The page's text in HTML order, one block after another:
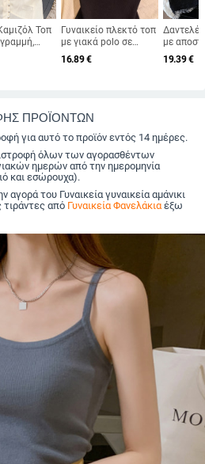
Τοπ
95%+,
ιμάντες,
Γυναικείο πλεκτό τοπ
με γιακά polo σε
γαλλικό στυλ,
κεντημένο, στενή
16.89€
με
19.39€
ΠΡΟΪΟΝΤΩΝ
για αυτό το προϊόν εντός 14 ημέρες.
όλων των αγορασθέντων
ημερών από την ημερομηνία
και εσώρουχα).
αγορά του Γυναικεία γυναικεία αμάνικι
από Γυναικεία Φανελάκιαέξω